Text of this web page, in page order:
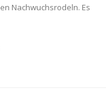
Nachwuchsrodeln. Es